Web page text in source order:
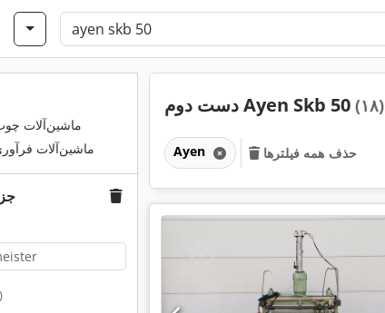
ماشین‌آلات
ماشین‌آلات
دست دوم Ayen Skb 50 (۱۸)
Ayen حذف همه فیلترها